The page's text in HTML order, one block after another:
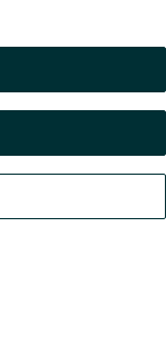
Czat Konto